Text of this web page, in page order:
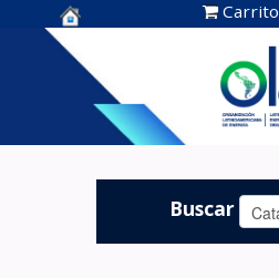
Centro de
Documentación
OLADE -
Carrito
Buscar